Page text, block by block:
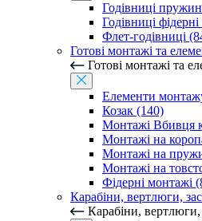
Годівниці
Годівниці
Флет-годівниці
Готові монтажі та
Готові монтажі та
Елементи
Козак (140)
Монтажі Вбивця
Монтажі на
Монтажі на
Монтажі на
Фідерні монтажі
Карабіни, вертлюги,
Карабіни, вертлюги,